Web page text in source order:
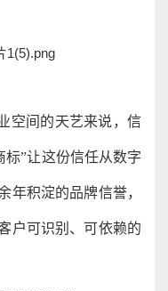
空间的天艺来说，信
标”让这份信任从数字
年积淀的品牌信誉，
户可识别、可依赖的